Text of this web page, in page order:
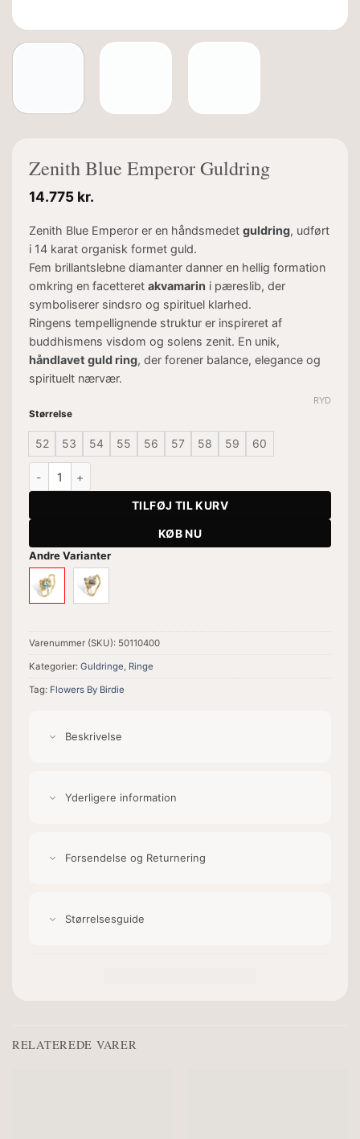
Zenith Blue Emperor Guldring
14.775 kr.
Zenith Blue Emperor er en håndsmedet guldring, udført
i 14 karat organisk formet guld.
Fem brillantslebne diamanter danner en hellig formation
omkring en facetteret akvamarin i pæreslib, der
symboliserer sindsro og spirituel klarhed.
Ringens tempellignende struktur er inspireret af
buddhismens visdom og solens zenit. En unik,
håndlavet guld ring, der forener balance, elegance og
spirituelt nærvær.
Størrelse
52 53 54 55 56 57 58 59 60
RYD
TILFØJ TIL KURV
KØB NU
Andre Varianter
Varenummer (SKU): 50110400
Kategorier: Guldringe, Ringe
Tag: Flowers By Birdie
Beskrivelse
Yderligere information
Forsendelse og Returnering
Størrelsesguide
RELATEREDE VARER